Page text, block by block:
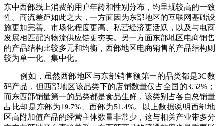
东中西部线上消费的用户年龄和性别分布，均呈现较高的一致
性。商流差距如此之大，一方面因为东部地区的互联网基础设
施更加完善、市场化程度更高、私营经济更活跃，以及与电商
发展相匹配的物流供应链更夯实。另一方面东部地区电商销售
的产品结构比较多元和均衡，西部地区电商销售的产品结构则
较为单一化、集中化。
例如，虽然西部地区与东部销售额第一的品类都是3C数
码产品，但西部地区该品类下的店铺数量仅占全国的3.52%；
而东西部销量第一的品类都是食品生鲜，该类别占各自总销量
占比却是东部为19.7%、西部为51.4%。以上数据说明西部地
区高附加值产品的经营主体数量非常少，这与相关产业带多分